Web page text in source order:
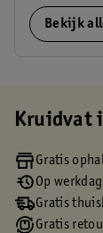
Bekijk
Kruidvat
Gratis
Op
Gratis
Gratis